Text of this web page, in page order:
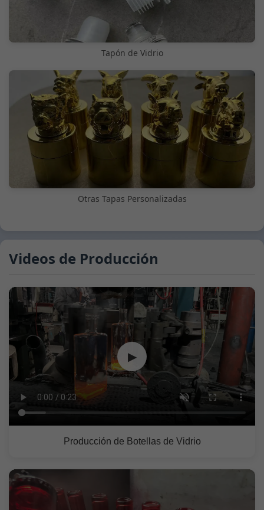
Tapón de Vidrio
Otras Tapas Personalizadas
Videos de Producción
▶
Producción de Botellas de Vidrio